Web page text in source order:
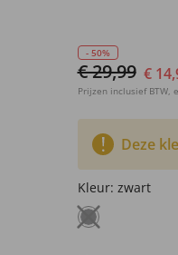
- 50%
€ 29,99 €
Prijzen inclusief BTW,
Deze
Kleur: zwart